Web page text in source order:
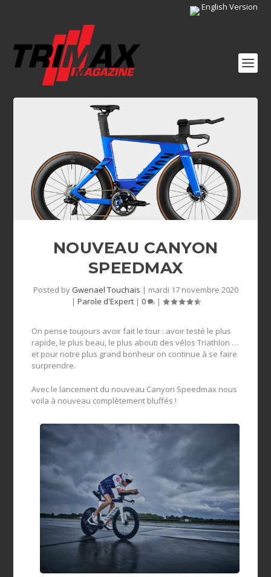
English Version
NOUVEAU CANYON
SPEEDMAX
Posted by Gwenael Touchais | mardi 17 novembre 2020
| Parole d'Expert| 0 |
On pense toujours avoir fait le tour : avoir testé le plus
rapide, le plus beau, le plus abouti des vélos Triathlon …
et pour notre plus grand bonheur on continue à se faire
surprendre.
Avec le lancement du nouveau Canyon Speedmax nous
voila à nouveau complètement bluffés !